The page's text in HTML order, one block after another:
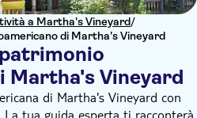
a Martha's Vineyard/
di Martha's Vineyard
Martha's Vineyard
di Martha's Vineyard con
tua guida esperta ti racconterà